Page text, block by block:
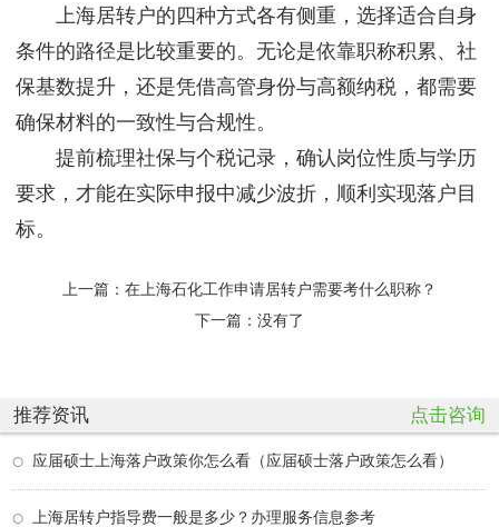
上海居转户的四种方式各有侧重，选择适合自身
条件的路径是比较重要的。无论是依靠职称积累、社
保基数提升，还是凭借高管身份与高额纳税，都需要
确保材料的一致性与合规性。
提前梳理社保与个税记录，确认岗位性质与学历
要求，才能在实际申报中减少波折，顺利实现落户目
标。
上一篇： 在上海石化工作申请居转户需要考什么职称？
下一篇：没有了
推荐资讯 点击咨询
应届硕士上海落户政策你怎么看（应届硕士落户政策怎么看）
上海居转户指导费一般是多少？办理服务信息参考